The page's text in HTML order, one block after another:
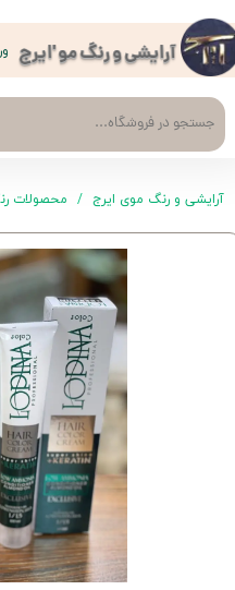
آرایشی و رنگ مو 'ایرج
حساب کاربری من
تغییر گذر واژه
سفارشات
خروج از حساب کاربری
آرایشی و رنگ موی ایرج محصولات